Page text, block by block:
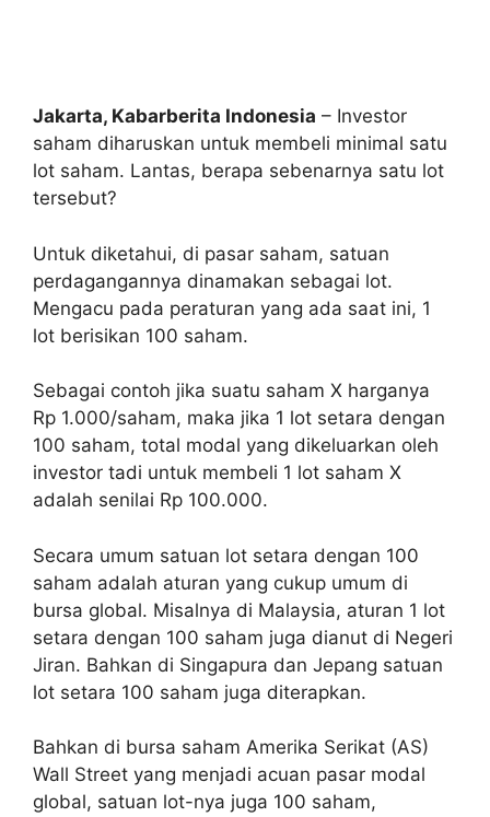
Jakarta, Kabarberita Indonesia – Investor
saham diharuskan untuk membeli minimal satu
lot saham. Lantas, berapa sebenarnya satu lot
tersebut?
Untuk diketahui, di pasar saham, satuan
perdagangannya dinamakan sebagai lot.
Mengacu pada peraturan yang ada saat ini, 1
lot berisikan 100 saham.
Sebagai contoh jika suatu saham X harganya
Rp 1.000/saham, maka jika 1 lot setara dengan
100 saham, total modal yang dikeluarkan oleh
investor tadi untuk membeli 1 lot saham X
adalah senilai Rp 100.000.
Secara umum satuan lot setara dengan 100
saham adalah aturan yang cukup umum di
bursa global. Misalnya di Malaysia, aturan 1 lot
setara dengan 100 saham juga dianut di Negeri
Jiran. Bahkan di Singapura dan Jepang satuan
lot setara 100 saham juga diterapkan.
Bahkan di bursa saham Amerika Serikat (AS)
Wall Street yang menjadi acuan pasar modal
global, satuan lot-nya juga 100 saham,